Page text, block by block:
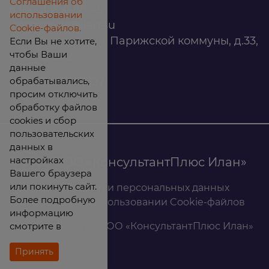
infomarket@ilan.su
г. Красноярск, ул. Парижской коммуны, д.33,
помещ. 302
ИНН: 2465263327
© 2026 ООО «КонсультантПлюс Илан»
Политика обработки персональных данных
Соглашение об использовании Cookie-файлов
Результаты СОУТ ООО «КонсультантПлюс Илан»
использовании
Cookie-файлов.
Если Вы не хотите,
чтобы Ваши
данные
обрабатывались,
просим отключить
обработку файлов
cookies и сбор
пользовательских
данных в
настройках
Вашего браузера
или покинуть сайт.
Более подробную
информацию
смотрите в
Принять